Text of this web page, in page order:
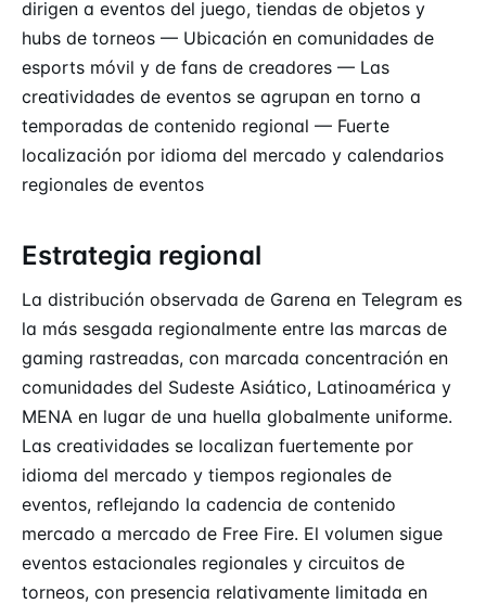
dirigen a eventos del juego, tiendas de objetos y
hubs de torneos — Ubicación en comunidades de
esports móvil y de fans de creadores — Las
creatividades de eventos se agrupan en torno a
temporadas de contenido regional — Fuerte
localización por idioma del mercado y calendarios
regionales de eventos
Estrategia regional
La distribución observada de Garena en Telegram es
la más sesgada regionalmente entre las marcas de
gaming rastreadas, con marcada concentración en
comunidades del Sudeste Asiático, Latinoamérica y
MENA en lugar de una huella globalmente uniforme.
Las creatividades se localizan fuertemente por
idioma del mercado y tiempos regionales de
eventos, reflejando la cadencia de contenido
mercado a mercado de Free Fire. El volumen sigue
eventos estacionales regionales y circuitos de
torneos, con presencia relativamente limitada en